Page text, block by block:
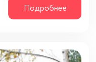
Подробнее